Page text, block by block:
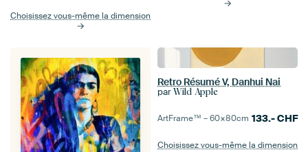
Choisissez vous-même la dimension
Retro Résumé V, Danhui Nai
par Wild Apple
ArtFrame™ –60×80cm 133.-CHF
Choisissez vous-même la dimension